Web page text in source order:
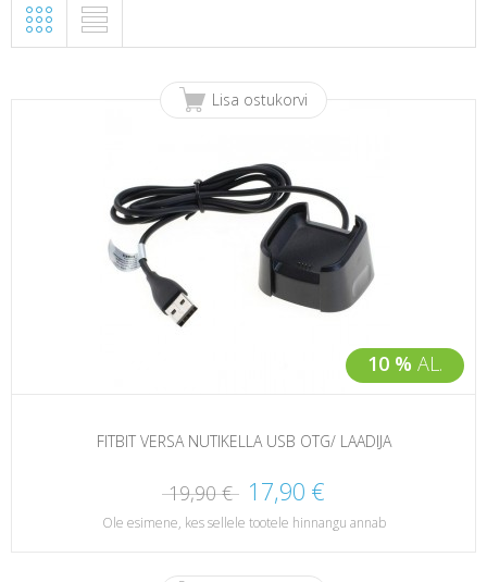
10 % AL.
Lisa ostukorvi
FITBIT VERSA NUTIKELLA USB OTG/ LAADIJA
19,90 € 17,90 €
Ole esimene, kes sellele tootele hinnangu annab